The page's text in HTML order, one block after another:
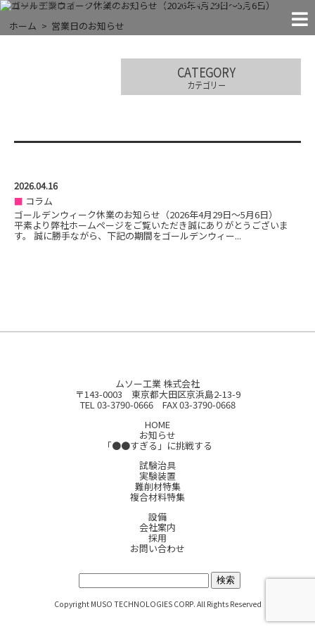
NEWS!
お知らせ
THE EXTREMES
「●●すぎる」に挑戦する
JIGS
試験治具
MACHINES
実験装置
FACILITIES
設 備
COMPANY
会社案内
RECRUIT
採 用
CONTACT
お問い合わせ
（2026年4月29日〜5月6日）
ホーム 営業日のお知らせ
CATEGORY
カテゴリー
2026.04.16
コラム
ゴールデンウィーク休業のお知らせ（2026年4月29日〜5月6日）
平素より弊社ホームページをご覧いただき誠にありがとうございま
す。 誠に勝手ながら、下記の期間をゴールデンウィー...
ムソー工業 株式会社
〒143-0003 東京都大田区京浜島2-13-9
TEL 03-3790-0666 FAX 03-3790-0668
HOME
お知らせ
「●●すぎる」に挑戦する
試験治具
実験装置
難削材特集
複合材料特集
設備
会社案内
採用
お問い合わせ
サイト内検索:
Copyright MUSO TECHNOLOGIES CORP. All Rights Reserved